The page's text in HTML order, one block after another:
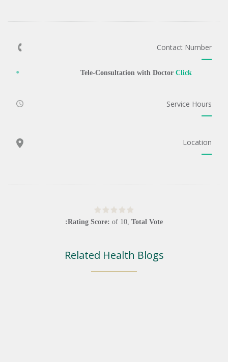
Contact Number
Tele-Consultation with Doctor Click
Service Hours
Location
Rating Score: of 10, Total Vote:
Related Health Blogs